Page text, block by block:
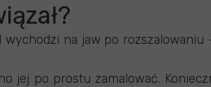
na jaw po
jej po prostu zamalować.